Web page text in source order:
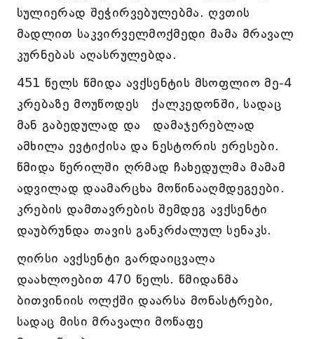
სულიერად შეჭირვებულებმა. ღვთის
მადლით საკვირველმოქმედი მამა მრავალ
კურნებას აღასრულებდა.
451 წელს წმიდა ავქსენტის მსოფლიო მე-4
კრებაზე მოუწოდეს ქალკედონში, სადაც
მან გაბედულად და დამაჯერებლად
ამხილა ევტიქისა და ნესტორის ერესები.
წმიდა წერილში ღრმად ჩახედულმა მამამ
ადვილად დაამარცხა მოწინააღმდეგეები.
კრების დამთავრების შემდეგ ავქსენტი
დაუბრუნდა თავის განკრძალულ სენაკს.
ღირსი ავქსენტი გარდაიცვალა
დაახლოებით 470 წელს. წმიდანმა
ბითვინიის ოლქში დაარსა მონასტრები,
სადაც მისი მრავალი მოწაფე